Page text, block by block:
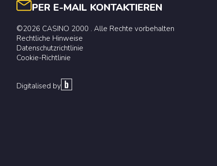
PER E-MAIL KONTAKTIEREN
©2026 CASINO 2000 . Alle Rechte vorbehalten
Rechtliche Hinweise
Datenschutzrichtlinie
Cookie-Richtlinie
Digitalised by